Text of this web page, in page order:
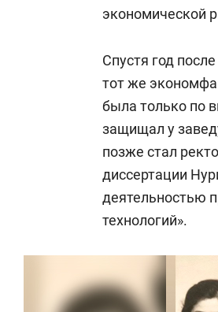
экономической
Спустя год
тот же
была только по
защищал у
позже стал
диссертации
деятельностью
технологий».